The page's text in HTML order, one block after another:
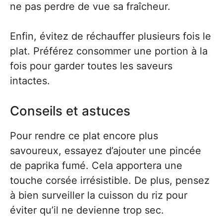
ne pas perdre de vue sa fraîcheur.
Enfin, évitez de réchauffer plusieurs fois le
plat. Préférez consommer une portion à la
fois pour garder toutes les saveurs
intactes.
Conseils et astuces
Pour rendre ce plat encore plus
savoureux, essayez d’ajouter une pincée
de paprika fumé. Cela apportera une
touche corsée irrésistible. De plus, pensez
à bien surveiller la cuisson du riz pour
éviter qu’il ne devienne trop sec.